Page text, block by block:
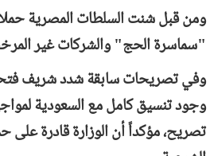
ومن قبل شنت السلطات المصرية
"سماسرة الحج" والشركات غير
وفي تصريحات سابقة شدد شريف
وجود تنسيق كامل مع السعودية
تصريح، مؤكداً أن الوزارة قادرة على